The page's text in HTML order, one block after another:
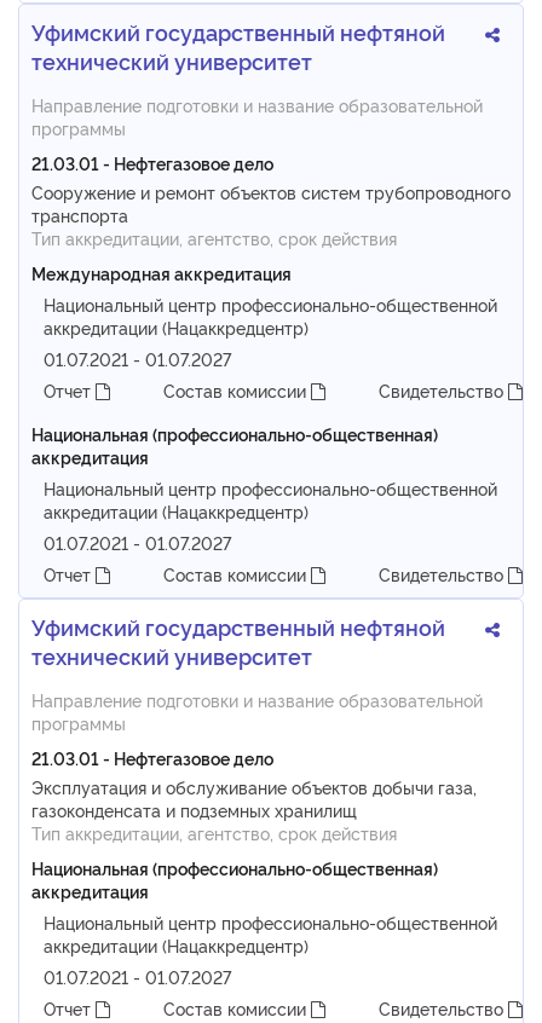
Уфимский государственный нефтяной
технический университет
Направление подготовки и название образовательной
программы
21.03.01 - Нефтегазовое дело
Сооружение и ремонт объектов систем трубопроводного
транспорта
Тип аккредитации, агентство, срок действия
Международная аккредитация
Национальный центр профессионально-общественной
аккредитации (Нацаккредцентр)
01.07.2021 - 01.07.2027
Отчет
Состав комиссии
Свидетельство
Национальная (профессионально-общественная)
аккредитация
Национальный центр профессионально-общественной
аккредитации (Нацаккредцентр)
01.07.2021 - 01.07.2027
Отчет
Состав комиссии Свидетельство
Уфимский государственный нефтяной
технический университет
Направление подготовки и название образовательной
программы
21.03.01 - Нефтегазовое дело
Эксплуатация и обслуживание объектов добычи газа,
газоконденсата и подземных хранилищ
Тип аккредитации, агентство, срок действия
Национальная (профессионально-общественная)
аккредитация
Национальный центр профессионально-общественной
аккредитации (Нацаккредцентр)
01.07.2021 - 01.07.2027
Отчет
Состав комиссии
Свидетельство